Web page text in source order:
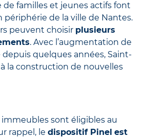
familles et jeunes actifs font
périphérie de la ville de Nantes.
peuvent choisir plusieurs
. Avec l’augmentation de
quelques années, Saint-
la construction de nouvelles
immeubles sont éligibles au
rappel, le dispositif Pinel est